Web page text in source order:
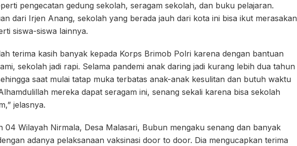
pengecatan gedung sekolah, seragam sekolah, dan buku pelajaran.
dari Irjen Anang, sekolah yang berada jauh dari kota ini bisa ikut merasakan
siswa-siswa lainnya.
terima kasih banyak kepada Korps Brimob Polri karena dengan bantuan
sekolah jadi rapi. Selama pandemi anak daring jadi kurang lebih dua tahun
saat mulai tatap muka terbatas anak-anak kesulitan dan butuh waktu
mereka dapat seragam ini, senang sekali karena bisa sekolah
jelasnya.
04 Wilayah Nirmala, Desa Malasari, Bubun mengaku senang dan banyak
adanya pelaksanaan vaksinasi door to door. Dia mengucapkan terima